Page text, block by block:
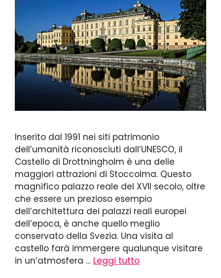
Inserito dal 1991 nei siti patrimonio
dell’umanità riconosciuti dall’UNESCO, il
Castello di Drottningholm è una delle
maggiori attrazioni di Stoccolma. Questo
magnifico palazzo reale del XVII secolo, oltre
che essere un prezioso esempio
dell’architettura dei palazzi reali europei
dell’epoca, è anche quello meglio
conservato della Svezia. Una visita al
castello farà immergere qualunque visitare
in un’atmosfera … Leggi tutto